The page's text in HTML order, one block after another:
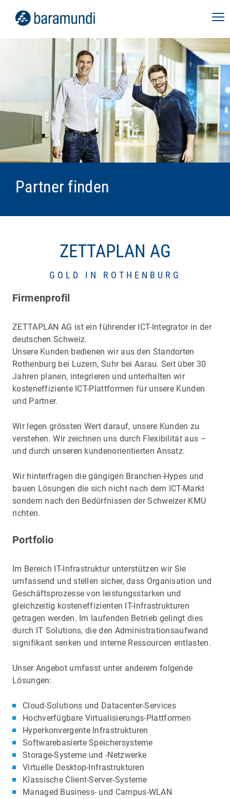
Partner finden
ZETTAPLAN AG
GOLD IN ROTHENBURG
Firmenprofil
ZETTAPLAN AG ist ein führender ICT-Integrator in der
deutschen Schweiz.
Unsere Kunden bedienen wir aus den Standorten
Rothenburg bei Luzern, Suhr bei Aarau. Seit über 30
Jahren planen, integrieren und unterhalten wir
kosteneffiziente ICT-Plattformen für unsere Kunden
und Partner.
Wir legen grössten Wert darauf, unsere Kunden zu
verstehen. Wir zeichnen uns durch Flexibilität aus –
und durch unseren kundenorientierten Ansatz.
Wir hinterfragen die gängigen Branchen-Hypes und
bauen Lösungen die sich nicht nach dem ICT-Markt
sondern nach den Bedürfnissen der Schweizer KMU
richten.
Portfolio
Im Bereich IT-Infrastruktur unterstützen wir Sie
umfassend und stellen sicher, dass Organisation und
Geschäftsprozesse von leistungsstarken und
gleichzeitig kosteneffizienten IT-Infrastrukturen
getragen werden. Im laufenden Betrieb gelingt dies
durch IT Solutions, die den Administrationsaufwand
signifikant senken und interne Ressourcen entlasten.
Unser Angebot umfasst unter anderem folgende
Lösungen:
Cloud-Solutions und Datacenter-Services
Hochverfügbare Virtualisierungs-Plattformen
Hyperkonvergente Infrastrukturen
Softwarebasierte Speichersysteme
Storage-Systeme und -Netzwerke
Virtuelle Desktop-Infrastrukturen
Klassische Client-Server-Systeme
Managed Business- und Campus-WLAN